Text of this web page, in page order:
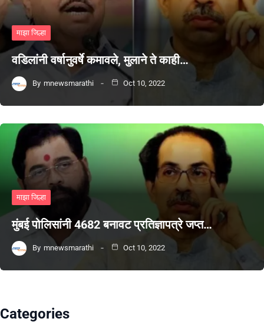
माझा जिल्हा
वडिलांनी वर्षानुवर्षे कमावले, मुलाने ते काही…
By mnewsmarathi Oct 10, 2022
माझा जिल्हा
मुंबई पोलिसांनी 4682 बनावट प्रतिज्ञापत्रे जप्त…
By mnewsmarathi Oct 10, 2022
Categories